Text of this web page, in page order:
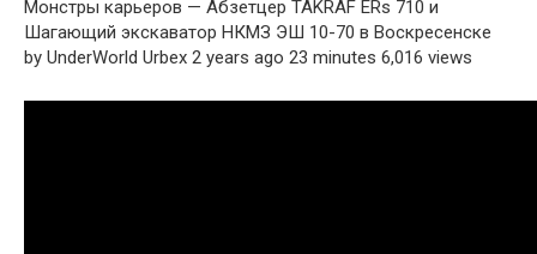
Монстры карьеров — Абзетцер TAKRAF ERs 710 и
Шагающий экскаватор НКМЗ ЭШ 10-70 в Воскресенске
by UnderWorld Urbex 2 years ago 23 minutes 6,016 views